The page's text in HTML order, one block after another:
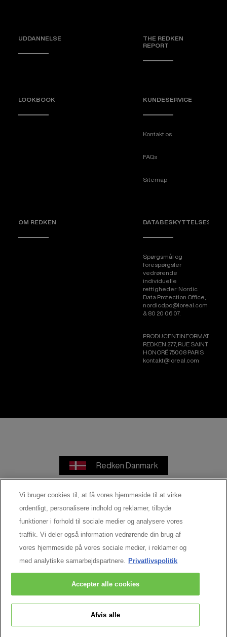
UDDANNELSE
THE REDKEN
REPORT
LOOKBOOK KUNDESERVICE
Kontakt os
FAQs
Sitemap
OM REDKEN
Spørgsmål og
forespørgsler
vedrørende
individuelle
rettigheder: Nordic
Data Protection Office,
nordicdpo@loreal.com
& 80 20 06 07.
PRODUCENTINFORMATION
REDKEN 277, RUE SAINT
HONORÉ 75008 PARIS
kontakt@loreal.com
Redken Danmark
Brugerbetingelser Privatlivspolitik
Cookie - indstillinger
© 2026 Redken Alle rettigheder forbeholdes.
Vi bruger cookies til, at få vores hjemmeside til at virke
ordentligt, personalisere indhold og reklamer, tilbyde
funktioner i forhold til sociale medier og analysere vores
traffik. Vi deler også information vedrørende din brug af
vores hjemmeside på vores sociale medier, i reklamer og
med analytiske samarbejdspartnere. Privatlivspolitik
Afvis alle
Accepter alle cookies